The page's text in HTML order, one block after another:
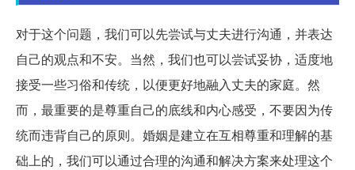
对于这个问题，我们可以先尝试与丈夫进行沟通，并表达
自己的观点和不安。当然，我们也可以尝试妥协，适度地
接受一些习俗和传统，以便更好地融入丈夫的家庭。然
而，最重要的是尊重自己的底线和内心感受，不要因为传
统而违背自己的原则。婚姻是建立在互相尊重和理解的基
础上的，我们可以通过合理的沟通和解决方案来处理这个